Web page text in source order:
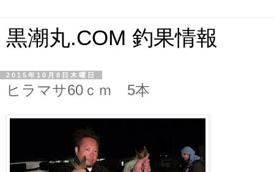
黒潮丸.COM 釣果情報
2015年10月8日木曜日
ヒラマサ60ｃｍ 5本